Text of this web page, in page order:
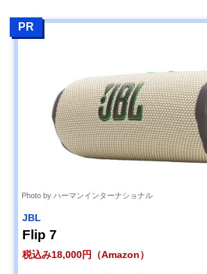
PR
Photo by ハーマンインターナショナル
JBL
Flip 7
税込み18,000円（Amazon）